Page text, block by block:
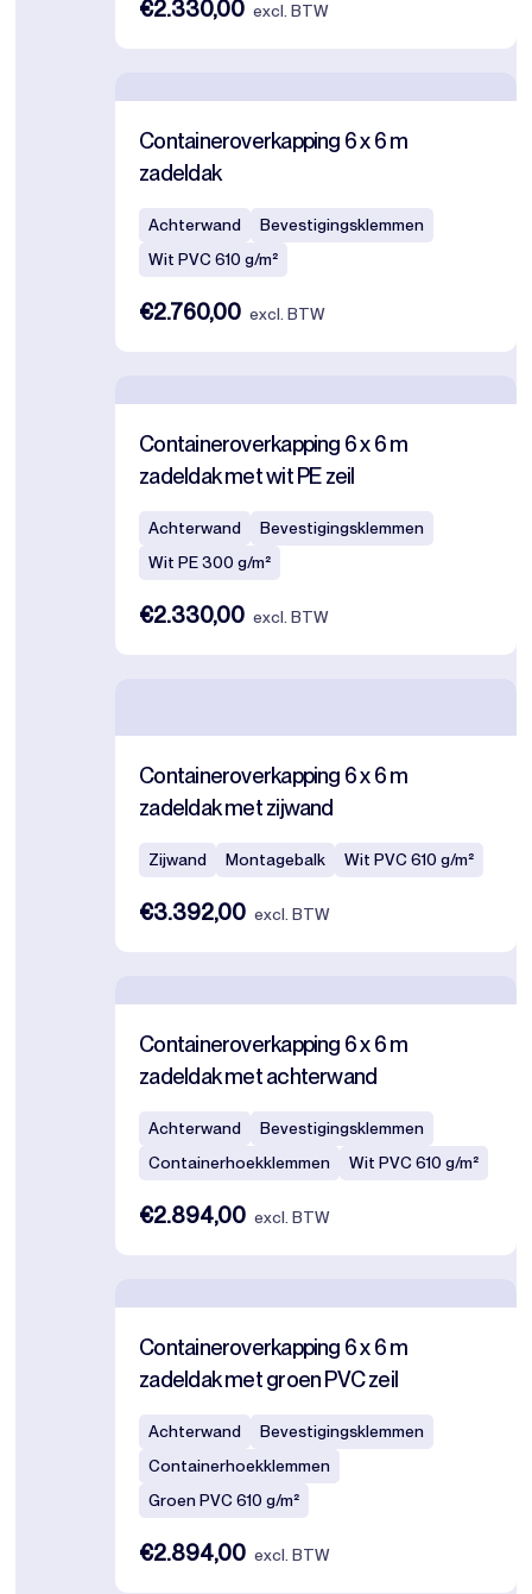
€2.330,00 excl. BTW
Containeroverkapping 6 x 6 m
zadeldak
Achterwand
Bevestigingsklemmen
Wit PVC 610 g/m²
€2.760,00 excl. BTW
Containeroverkapping 6 x 6 m
zadeldak met wit PE zeil
Achterwand
Bevestigingsklemmen
Wit PE 300 g/m²
€2.330,00 excl. BTW
Containeroverkapping 6 x 6 m
zadeldak met zijwand
Zijwand Montagebalk Wit PVC 610 g/m²
€3.392,00 excl. BTW
Containeroverkapping 6 x 6 m
zadeldak met achterwand
Achterwand
Bevestigingsklemmen
Containerhoekklemmen
Wit PVC 610 g/m²
€2.894,00 excl. BTW
Containeroverkapping 6 x 6 m
zadeldak met groen PVC zeil
Achterwand
Bevestigingsklemmen
Containerhoekklemmen
Groen PVC 610 g/m²
€2.894,00 excl. BTW